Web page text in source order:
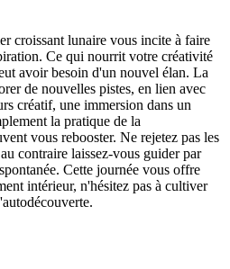
croissant lunaire vous incite à faire
Ce qui nourrit votre créativité
avoir besoin d'un nouvel élan. La
de nouvelles pistes, en lien avec
créatif, une immersion dans un
la pratique de la
vous rebooster. Ne rejetez pas les
contraire laissez-vous guider par
Cette journée vous offre
intérieur, n'hésitez pas à cultiver